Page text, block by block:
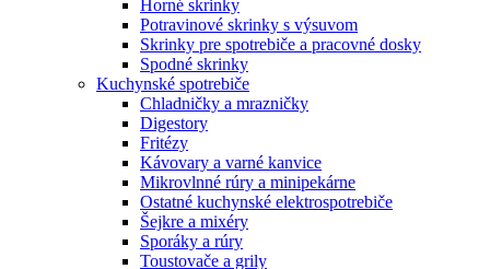
Horné skrinky
Potravinové skrinky s výsuvom
Skrinky pre spotrebiče a pracovné dosky
Spodné skrinky
Kuchynské spotrebiče
Chladničky a mrazničky
Digestory
Fritézy
Kávovary a varné kanvice
Mikrovlnné rúry a minipekárne
Ostatné kuchynské elektrospotrebiče
Šejkre a mixéry
Sporáky a rúry
Toustovače a grily